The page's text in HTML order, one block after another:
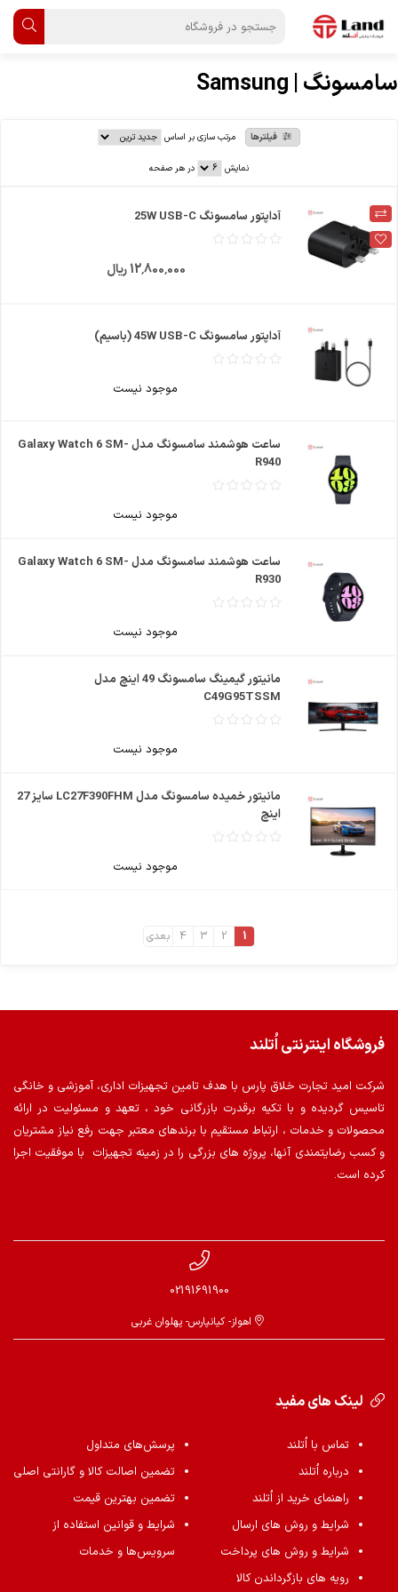
سامسونگ | Samsung
فیلترها مرتب سازی بر اساس
نمایش در هر صفحه
آداپتور سامسونگ 25W USB-C
12٬800٬000 ریال
آداپتور سامسونگ 45W USB-C (باسیم)
موجود نیست
ساعت هوشمند سامسونگ مدل Galaxy Watch 6 SM-
R940
موجود نیست
ساعت هوشمند سامسونگ مدل Galaxy Watch 6 SM-
R930
موجود نیست
مانیتور گیمینگ سامسونگ 49 اینچ مدل
C49G95TSSM
موجود نیست
مانیتور خمیده سامسونگ مدل LC27F390FHM سایز 27
اینچ
موجود نیست
1
2
3
4 بعدی
فروشگاه اینترنتی اُتلند
شرکت امید تجارت خلاق پارس با هدف تامین تجهیزات اداری، آموزشی و خانگی
تاسیس گردیده و با تکیه برقدرت بازرگانی خود ، تعهد و مسئولیت در ارائه
محصولات و خدمات ، ارتباط مستقیم با برندهای معتبر جهت رفع نیاز مشتریان
و کسب رضایتمندی آنها، پروژه های بزرگی را در زمینه تجهیزات با موفقیت اجرا
کرده است.
02191691900
اهواز- کیانپارس- پهلوان غربی
لینک های مفید
تماس با اُتلند
درباره اُتلند
راهنمای خرید از اُتلند
شرایط و روش های ارسال
شرایط و روش های پرداخت
رویه های بازگرداندن کالا
پرسش‌های متداول
تضمین اصالت کالا و گارانتی اصلی
تضمین بهترین قیمت
شرایط و قوانین استفاده از
سرویس‌ها و خدمات